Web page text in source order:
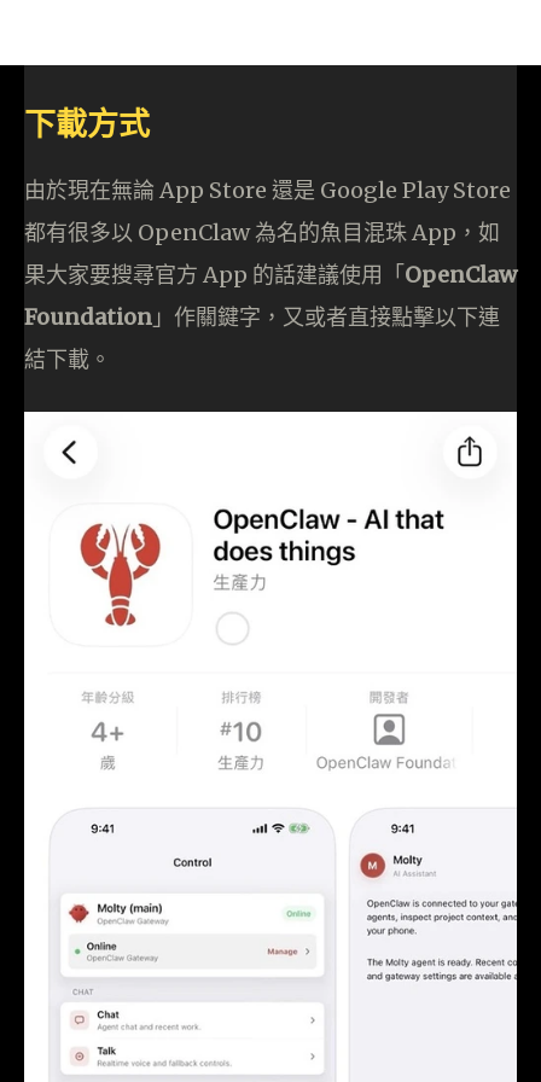
下載方式
由於現在無論 App Store 還是 Google Play Store
都有很多以 OpenClaw 為名的魚目混珠 App，如
果大家要搜尋官方 App 的話建議使用「OpenClaw
Foundation 」作關鍵字，又或者直接點擊以下連
結下載。